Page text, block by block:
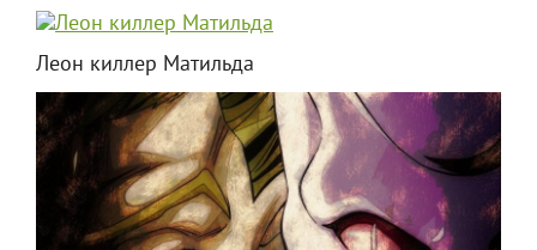
Леон киллер Матильда